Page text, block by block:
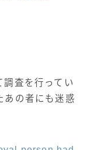
査を行ってい
あの者にも迷惑